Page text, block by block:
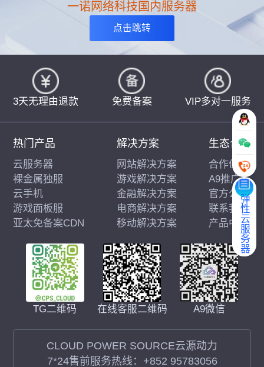
弹性云服务器
一诺网络科技国内服务器
点击跳转
3天无理由退款 免费备案 VIP多对一服务
TG二维码 在线客服二维码 A9微信
CLOUD POWER SOURCE云源动力
7*24售前服务热线： +852 95783056
热门产品
云服务器
裸金属独服
云手机
游戏面板服
亚太免备案CDN
解决方案
网站解决方案
游戏解决方案
金融解决方案
电商解决方案
移动解决方案
生态合作
合作伙伴
A9推广
官方公告
联系我们
产品中心